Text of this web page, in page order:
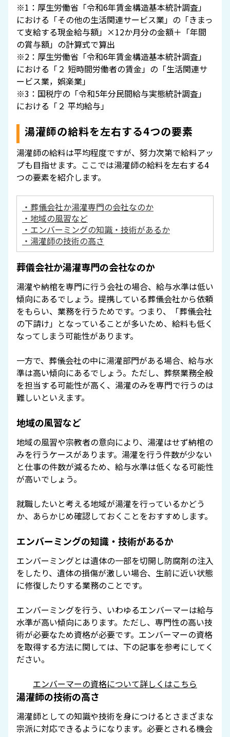
※1：厚生労働省「令和6年賃金構造基本統計調査」
における「その他の生活関連サービス業」の「きまっ
て支給する現金給与額」×12か月分の金額＋「年間
の賞与額」の計算式で算出
※2：厚生労働省「令和6年賃金構造基本統計調査」
における「２ 短時間労働者の賃金」の「生活関連サ
ービス業，娯楽業」
※3：国税庁の「令和5年分民間給与実態統計調査」
における「２ 平均給与」
湯灌師の給料を左右する4つの要素
湯灌師の給料は平均程度ですが、努力次第で給料アッ
プも目指せます。ここでは湯灌師の給料を左右する4
つの要素を紹介します。
・葬儀会社か湯灌専門の会社なのか
・地域の風習など
・エンバーミングの知識・技術があるか
・湯灌師の技術の高さ
葬儀会社か湯灌専門の会社なのか
湯灌や納棺を専門に行う会社の場合、給与水準は低い
傾向にあるでしょう。提携している葬儀会社から依頼
をもらい、業務を行うためです。つまり、「葬儀会社
の下請け」となっていることが多いため、給料も低く
なってしまう可能性があります。
一方で、葬儀会社の中に湯灌部門がある場合、給与水
準は高い傾向にあるでしょう。ただし、葬祭業務全般
を担当する可能性が高く、湯灌のみを専門で行うのは
難しいといえます。
地域の風習など
地域の風習や宗教者の意向により、湯灌はせず納棺の
みを行うケースがあります。湯灌を行う件数が少ない
と仕事の件数が減るため、給与水準は低くなる可能性
が高いでしょう。
就職したいと考える地域が湯灌を行っているかどう
か、あらかじめ確認しておくことをおすすめします。
エンバーミングの知識・技術があるか
エンバーミングとは遺体の一部を切開し防腐剤の注入
をしたり、遺体の損傷が激しい場合、生前に近い状態
に修復したりする業務のことです。
エンバーミングを行う、いわゆるエンバーマーは給与
水準が高い傾向にあります。ただし、専門性の高い技
術が必要なため資格が必要です。エンバーマーの資格
を取得する方法に関しては、下の記事を参考にしてく
ださい。
エンバーマーの資格について詳しくはこちら
湯灌師の技術の高さ
湯灌師としての知識や技術を身につけるとさまざまな
宗派に対応できるようになります。必要とされる機会